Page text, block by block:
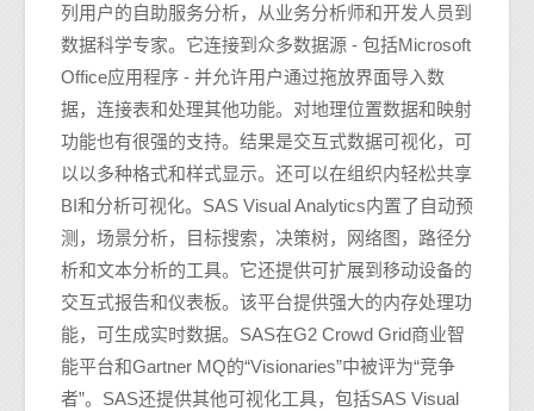
列用户的自助服务分析，从业务分析师和开发人员到
数据科学专家。它连接到众多数据源 - 包括Microsoft
Office应用程序 - 并允许用户通过拖放界面导入数
据，连接表和处理其他功能。对地理位置数据和映射
功能也有很强的支持。结果是交互式数据可视化，可
以以多种格式和样式显示。还可以在组织内轻松共享
BI和分析可视化。SAS Visual Analytics内置了自动预
测，场景分析，目标搜索，决策树，网络图，路径分
析和文本分析的工具。它还提供可扩展到移动设备的
交互式报告和仪表板。该平台提供强大的内存处理功
能，可生成实时数据。SAS在G2 Crowd Grid商业智
能平台和Gartner MQ的“Visionaries”中被评为“竞争
者”。SAS还提供其他可视化工具，包括SAS Visual